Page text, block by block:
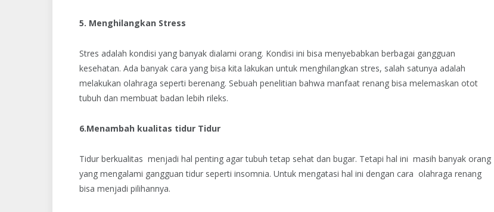
5. Menghilangkan Stress
Stres adalah kondisi yang banyak dialami orang. Kondisi ini bisa menyebabkan berbagai gangguan
kesehatan. Ada banyak cara yang bisa kita lakukan untuk menghilangkan stres, salah satunya adalah
melakukan olahraga seperti berenang. Sebuah penelitian bahwa manfaat renang bisa melemaskan otot
tubuh dan membuat badan lebih rileks.
6.Menambah kualitas tidur Tidur
Tidur berkualitas menjadi hal penting agar tubuh tetap sehat dan bugar. Tetapi hal ini masih banyak orang
yang mengalami gangguan tidur seperti insomnia. Untuk mengatasi hal ini dengan cara olahraga renang
bisa menjadi pilihannya.